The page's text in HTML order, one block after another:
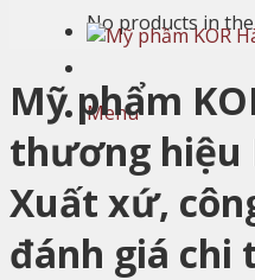
No products in
Menu
Mỹ phẩm
thương hiệu
Xuất xứ,
đánh giá chi